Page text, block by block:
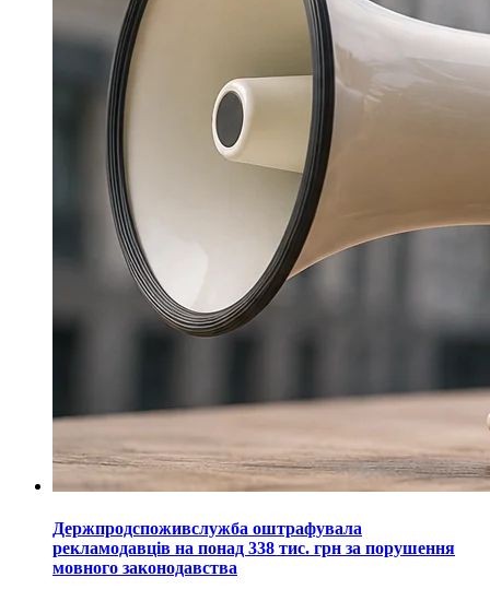
Держпродспоживслужба оштрафувала
рекламодавців на понад 338 тис. грн за порушення
мовного законодавства